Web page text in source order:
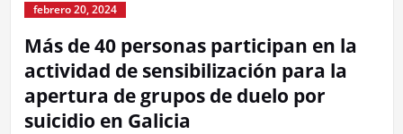
febrero 20, 2024
Más de 40 personas participan en la
actividad de sensibilización para la
apertura de grupos de duelo por
suicidio en Galicia